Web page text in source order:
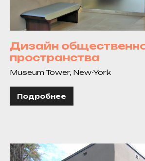
Дизайн
пространства
Museum Tower, New-York
Подробнее